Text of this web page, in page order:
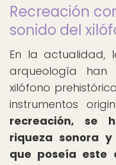
Recreación
sonido del
En la actualidad,
arqueología
xilófono
instrumentos
recreación, se
riqueza sonora
que poseía este